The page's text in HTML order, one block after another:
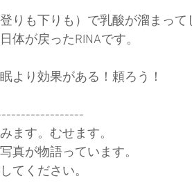
いもの バックカントリーギア
日本雪崩ネットワーク 雪崩業
会 中央アルプス
りも下りも）で乳酸が溜まっ
体が戻ったRINAです。
より効果がある！頼ろう！
ます。むせます。
真が物語っています。
てください。